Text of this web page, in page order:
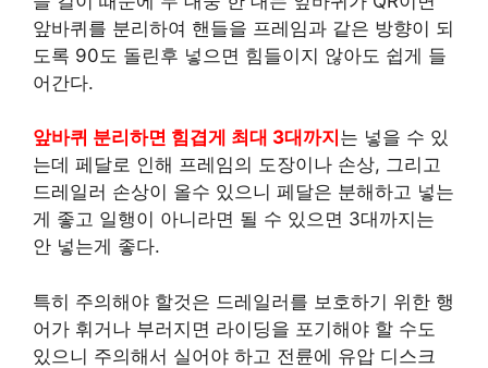
앞바퀴를 분리하여 핸들을 프레임과 같은 방향이 되
도록 90도 돌린후 넣으면 힘들이지 않아도 쉽게 들
어간다.
앞바퀴 분리하면 힘겹게 최대 3대까지 는 넣을 수 있
는데 페달로 인해 프레임의 도장이나 손상, 그리고
드레일러 손상이 올수 있으니 페달은 분해하고 넣는
게 좋고 일행이 아니라면 될 수 있으면 3대까지는
안 넣는게 좋다.
특히 주의해야 할것은 드레일러를 보호하기 위한 행
어가 휘거나 부러지면 라이딩을 포기해야 할 수도
있으니 주의해서 실어야 하고 전륜에 유압 디스크